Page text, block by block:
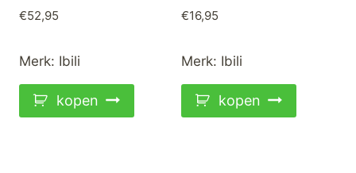
€52,95
Merk: Ibili
kopen
€16,95
Merk: Ibili
kopen